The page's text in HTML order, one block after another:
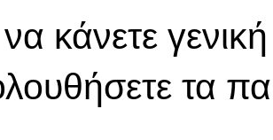
να κάνετε
τα